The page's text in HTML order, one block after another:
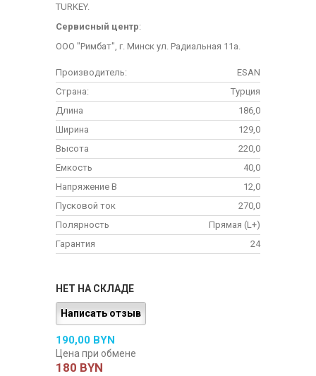
TURKEY.
Сервисный центр:
ООО "Римбат", г. Минск ул. Радиальная 11а.
Производитель:
ESAN
Страна:
Турция
Длина
186,0
Ширина
129,0
Высота
220,0
Емкость
40,0
Напряжение В
12,0
Пусковой ток
270,0
Полярность
Прямая (L+)
Гарантия
24
НЕТ НА СКЛАДЕ
Написать отзыв
190,00 BYN
Цена при обмене
180 BYN